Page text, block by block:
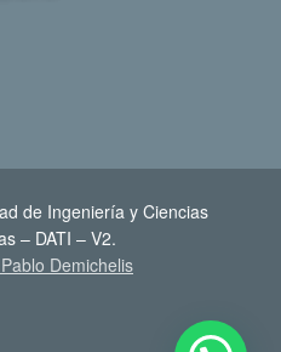
de Ingeniería y Ciencias
– DATI – V2.
Demichelis